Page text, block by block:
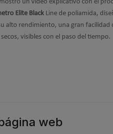
un vídeo explicativo con el
Elite Black Line de poliamida,
alto rendimiento, una gran
visibles con el paso del tiempo.
web